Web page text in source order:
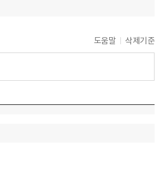
도움말 삭제기준